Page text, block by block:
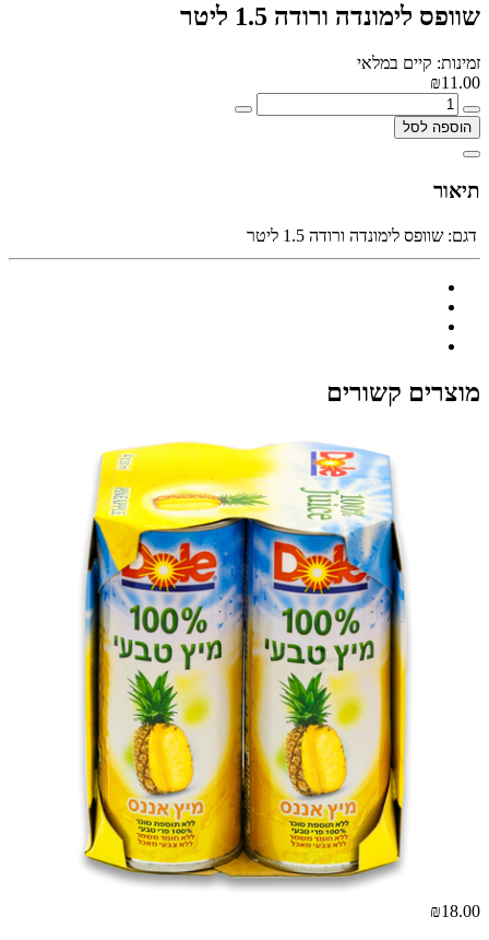
שוופס לימונדה ורודה 1.5 ליטר
זמינות: קיים במלאי
₪11.00
הוספה לסל
תיאור
דגם: שוופס לימונדה ורודה 1.5 ליטר
מוצרים קשורים
₪18.00